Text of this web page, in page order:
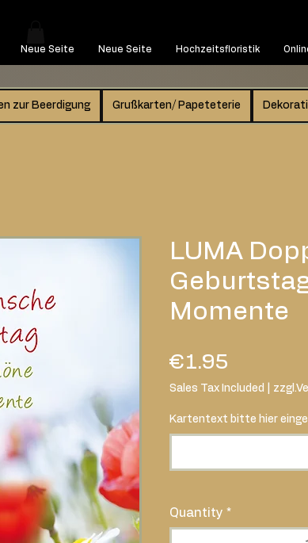
Neue Seite Neue Seite Hochzeitsfloristik
zur Beerdigung Grußkarten/ Papeteterie
LUMA
Momente
€1.95
Sales Tax Included
Kartentext bitte hier
Quantity *